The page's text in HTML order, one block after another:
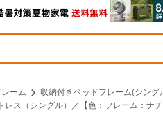
ーム
収納付きベッドフレーム(シング
レス（シングル）／【色：フレーム